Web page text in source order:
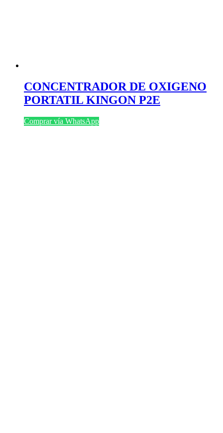
CONCENTRADOR DE OXIGENO
PORTATIL KINGON P2E
Comprar vía WhatsApp